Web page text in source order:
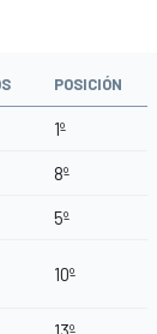
POSICIÓN
1º
8º
5º
10º